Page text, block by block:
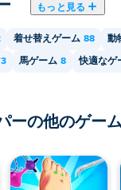
もっと見る
着せ替えゲーム 88 動
馬ゲーム 8 快適なゲ
ーの他のゲーム